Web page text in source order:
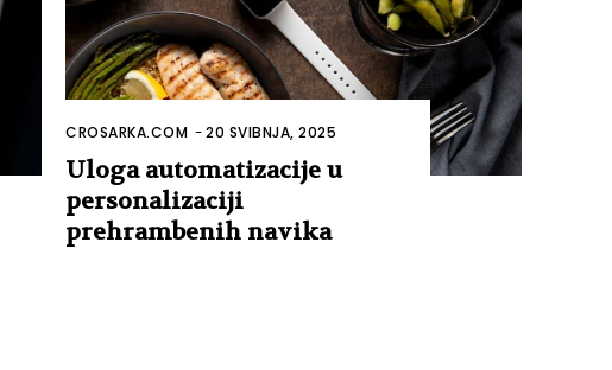
CROSARKA.COM -20 SVIBNJA, 2025
Uloga automatizacije u
personalizaciji
prehrambenih navika